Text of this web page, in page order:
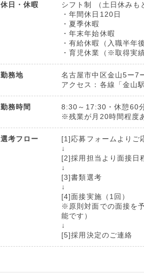
休日・休暇
シフト制 （土日休みも
・年間休日120日
・夏季休暇
・年末年始休暇
・有給休暇（入職半年
・育児休業（※取得実
勤務地
名古屋市中区金山5ー7
アクセス：各線「金山
勤務時間
8:30～17:30・休憩60
※残業が月20時間程度
選考フロー
[1]応募フォームよりご
↓
[2]採用担当より面接日
↓
[3]書類選考
↓
[4]面接実施（1回）
※原則対面での面接を
能です）
↓
[5]採用決定のご連絡